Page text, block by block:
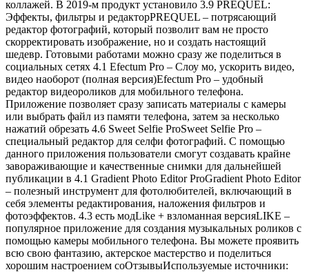
коллажей. В 2019-м продукт установило 3.9 PREQUEL:
Эффекты, фильтры и редакторPREQUEL – потрясающий
редактор фотографий, который позволит вам не просто
скорректировать изображение, но и создать настоящий
шедевр. Готовыми работами можно сразу же поделиться в
социальных сетях 4.1 Efectum Pro – Слоу мо, ускорить видео,
видео наоборот (полная версия)Efectum Pro – удобный
редактор видеороликов для мобильного телефона.
Приложение позволяет сразу записать материалы с камеры
или выбрать файл из памяти телефона, затем за несколько
нажатий обрезать 4.6 Sweet Selfie ProSweet Selfie Pro –
специальный редактор для селфи фотографий. С помощью
данного приложения пользователи смогут создавать крайне
завораживающие и качественные снимки для дальнейшей
публикации в 4.1 Gradient Photo Editor ProGradient Photo Editor
– полезный инструмент для фотолюбителей, включающий в
себя элементы редактирования, наложения фильтров и
фотоэффектов. 4.3 есть модLike + взломанная версияLIKE –
популярное приложение для создания музыкальных роликов с
помощью камеры мобильного телефона. Вы можете проявить
всю свою фантазию, актерское мастерство и поделиться
хорошим настроением соОтзывыИспользуемые источники: